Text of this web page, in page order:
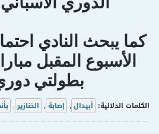
كما يبحث النادي
الأسبوع المقبل
بطولتي
الكلمات الدلالية: أبيدال , إصابة , الخنازير ,